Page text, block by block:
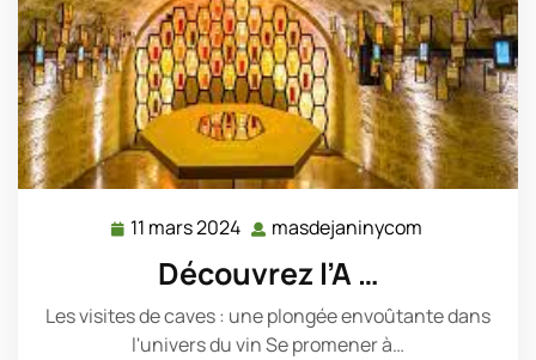
11 mars 2024 11
2024
masdejaninycom
Découvrez l’A …
Les visites de caves : une plongée envoûtante dans
l'univers du vin Se promener à…